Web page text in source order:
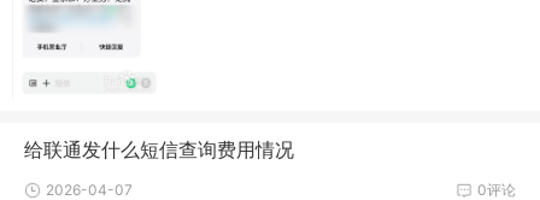
给联通发什么短信查询费用情况
0评论
2026-04-07